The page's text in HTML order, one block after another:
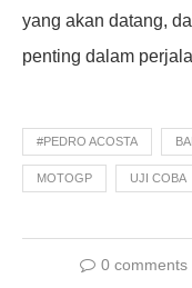
yang akan datang,
penting dalam
#PEDRO ACOSTA
MOTOGP UJI COBA
0 comments